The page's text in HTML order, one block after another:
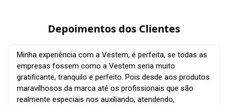
Depoimentos dos Clientes
Minha experiência com a Vestem, é perfeita, se todas as
empresas fossem como a Vestem seria muito
gratificante, tranquilo e perfeito. Pois desde aos produtos
maravilhosos da marca até os profissionais que são
realmente especiais nos auxiliando, atendendo,